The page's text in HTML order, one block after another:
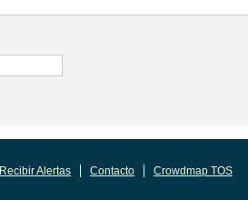
Recibir Alertas Contacto Crowdmap TOS